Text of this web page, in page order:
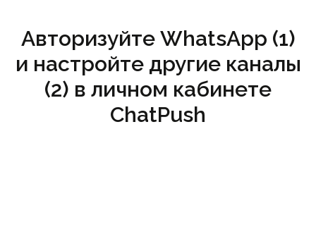
Авторизуйте WhatsApp (1)
и настройте другие каналы
(2) в личном кабинете
ChatPush